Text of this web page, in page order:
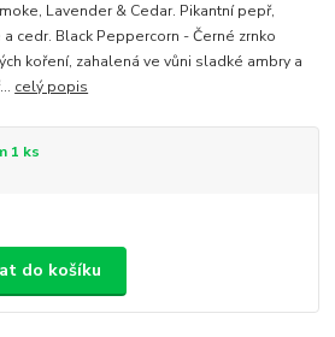
Lavender & Cedar. Pikantní pepř,
cedr. Black Peppercorn - Černé zrnko
koření, zahalená ve vůni sladké ambry a
celý popis
1 ks
do košíku